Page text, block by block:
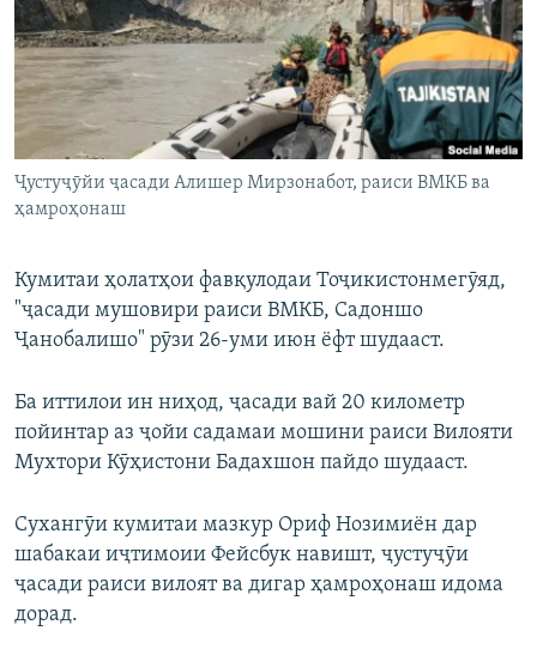
ГУЗОРИШҲОИ РАДИОӢ
Русский
ПАЙГИРӢ КУНЕД
Ҳамаи сомонаҳои RFE/RL
Ҷустуҷӯйи ҷасади Алишер Мирзонабот, раиси ВМКБ ва
ҳамроҳонаш
Кумитаи ҳолатҳои фавқулодаи Тоҷикистонмегӯяд,
"ҷасади мушовири раиси ВМКБ, Садоншо
Ҷанобалишо" рӯзи 26-уми июн ёфт шудааст.
Ба иттилои ин ниҳод, ҷасади вай 20 километр
пойинтар аз ҷойи садамаи мошини раиси Вилояти
Мухтори Кӯҳистони Бадахшон пайдо шудааст.
Сухангӯи кумитаи мазкур Ориф Нозимиён дар
шабакаи иҷтимоии Фейсбук навишт, ҷустуҷӯи
ҷасади раиси вилоят ва дигар ҳамроҳонаш идома
дорад.